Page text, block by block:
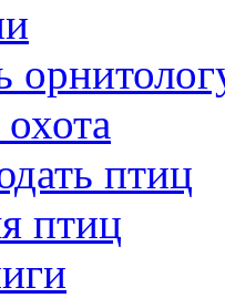
птиц
птиц